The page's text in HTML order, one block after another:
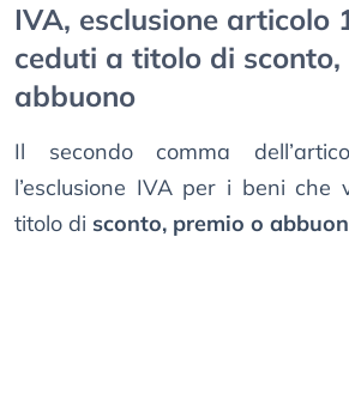
IVA, esclusione articolo
ceduti a titolo di sconto,
abbuono
Il secondo comma
l’esclusione IVA per i beni che
titolo di sconto, premio o